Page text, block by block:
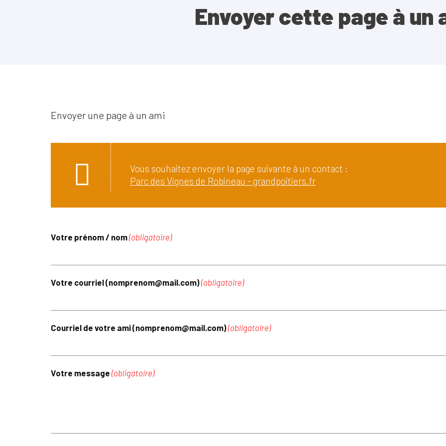
Envoyer cette page à un
Envoyer une page à un ami
Vous souhaitez envoyer la page suivante à un contact :
Parc des Vignes de Robineau - grandpoitiers.fr
Votre prénom / nom(obligatoire)
Votre courriel (nomprenom@mail.com)(obligatoire)
Courriel de votre ami (nomprenom@mail.com)(obligatoire)
Votre message (obligatoire)